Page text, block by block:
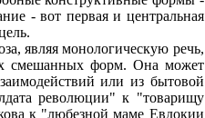
- вот первая и центральная
являя монологическую речь,
их смешанных форм. Она может
или из бытовой
революции" к "товарищу
к "любезной маме Евдокии